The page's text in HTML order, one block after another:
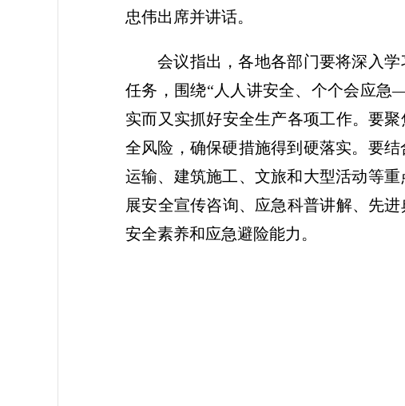
忠伟出席并讲话。
会议指出，各地各部门要将深入
任务，围绕“人人讲安全、个个会应急
实而又实抓好安全生产各项工作。要
全风险，确保硬措施得到硬落实。要
运输、建筑施工、文旅和大型活动等
展安全宣传咨询、应急科普讲解、先
安全素养和应急避险能力。